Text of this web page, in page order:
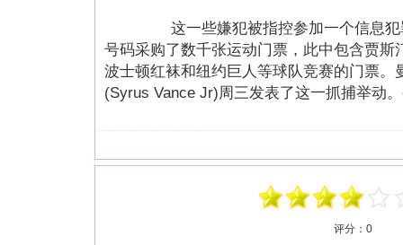
这一些嫌犯被指控参加一个信息犯罪
号码采购了数千张运动门票，此中包含贾斯
波士顿红袜和纽约巨人等球队竞赛的门票。
(Syrus Vance Jr)周三发表了这一抓捕举动
评分： 0